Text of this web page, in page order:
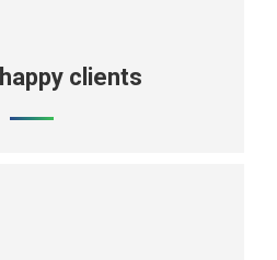
clients